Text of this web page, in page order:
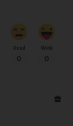
Dead
0
Wink
0